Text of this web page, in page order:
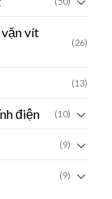
vít
(26)
(13)
điện (10)
(9)
(9)